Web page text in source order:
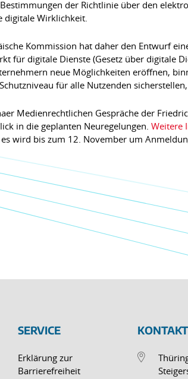
der Richtlinie über den
digitale Wirklichkeit.
Kommission hat daher den Entwurf
für digitale Dienste (Gesetz über digitale
neue Möglichkeiten eröffnen,
für alle Nutzenden
Medienrechtlichen Gespräche der
in die geplanten Neuregelungen. Weitere
wird bis zum 12. November um
SERVICE
Erklärung zur
Barrierefreiheit
KONTAKT